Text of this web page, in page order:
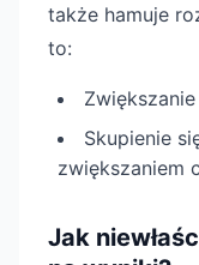
także hamuje
to:
Skupienie
zwiększaniem
Jak